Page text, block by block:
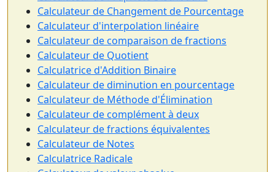
Calculateur de Changement de Pourcentage
Calculateur d'interpolation linéaire
Calculateur de comparaison de fractions
Calculateur de Quotient
Calculatrice d'Addition Binaire
Calculateur de diminution en pourcentage
Calculateur de Méthode d'Élimination
Calculateur de complément à deux
Calculateur de fractions équivalentes
Calculateur de Notes
Calculatrice Radicale